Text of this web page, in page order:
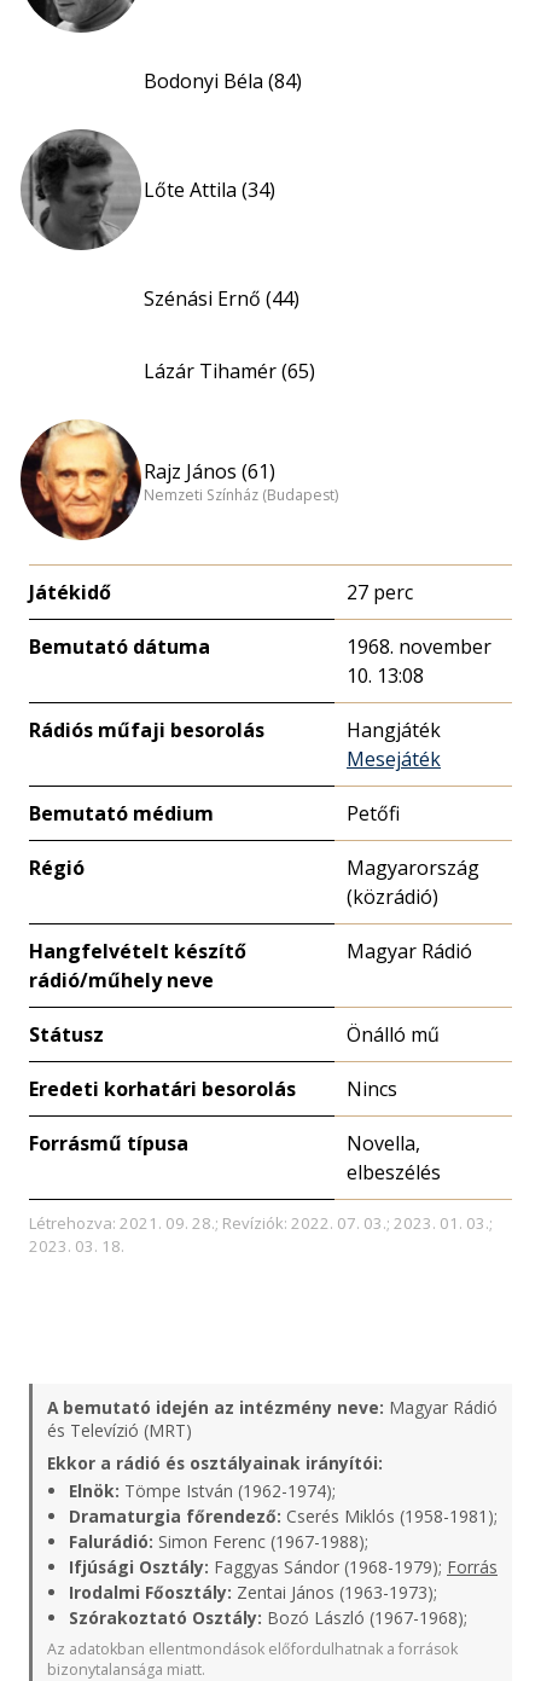
Bodonyi Béla (84)
Lőte Attila (34)
Szénási Ernő (44)
Lázár Tihamér (65)
Rajz János (61)
Nemzeti Színház (Budapest)
Játékidő 27 perc
Bemutató dátuma
1968. november
10. 13:08
Rádiós műfaji besorolás
Hangjáték
Mesejáték
Bemutató médium Petőfi
Régió
Magyarország
(közrádió)
Hangfelvételt készítő
rádió/műhely neve
Magyar Rádió
Státusz Önálló mű
Eredeti korhatári besorolás Nincs
Forrásmű típusa
Novella,
elbeszélés
Létrehozva: 2021. 09. 28.; Revíziók: 2022. 07. 03.; 2023. 01. 03.;
2023. 03. 18.
A bemutató idején az intézmény neve: Magyar Rádió
és Televízió (MRT)
Ekkor a rádió és osztályainak irányítói:
Elnök: Tömpe István (1962-1974);
Dramaturgia főrendező: Cserés Miklós (1958-1981);
Falurádió: Simon Ferenc (1967-1988);
Ifjúsági Osztály: Faggyas Sándor (1968-1979); Forrás
Irodalmi Főosztály: Zentai János (1963-1973);
Szórakoztató Osztály: Bozó László (1967-1968);
Az adatokban ellentmondások előfordulhatnak a források
bizonytalansága miatt.